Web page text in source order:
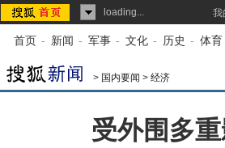
loading... 我
首页 - 新闻 - 军事 - 文化 - 历史 - 体育
> 国内要闻 > 经济
受外围多